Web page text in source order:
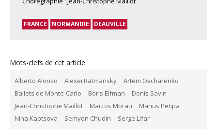
FRANCE NORMANDIE DEAUVILLE
Mots-clefs de cet article
Alberto Alonso Alexei Ratmansky
Artem Ovcharenko
Ballets de Monte-Carlo
Boris Eifman
Denis Savin
Jean-Christophe Maillot
Marcos Morau
Marius Petipa
Nina Kaptsova
Semyon Chudin Serge Lifar